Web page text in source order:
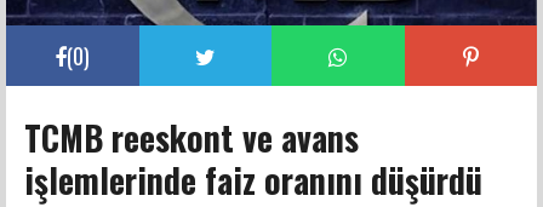
(0)
TCMB reeskont ve avans
işlemlerinde faiz oranını düşürdü